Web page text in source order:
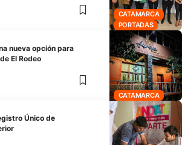
CATAMARCA
PORTADAS
CATAMARCA
nueva opción para
El Rodeo
Único de